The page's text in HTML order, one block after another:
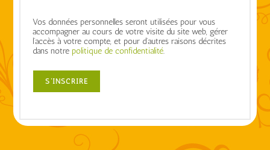
Vos données personnelles seront utilisées pour vous
accompagner au cours de votre visite du site web, gérer
l’accès à votre compte, et pour d’autres raisons décrites
dans notre politique de confidentialité.
S’INSCRIRE